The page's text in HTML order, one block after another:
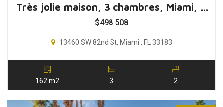
Très jolie maison, 3 chambres, Miami, Floride, USA
$498 508
13460 SW 82nd St, Miami , FL 33183
162 m2 3 2